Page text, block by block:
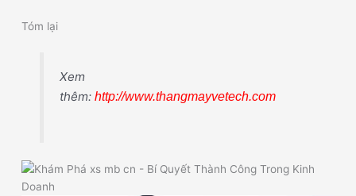
Tóm lại
Xem
thêm: http://www.thangmayvetech.com